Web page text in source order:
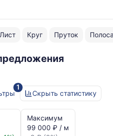
Лист Круг Пруток
1
Скрыть статистику
Максимум
99 000 ₽ / м